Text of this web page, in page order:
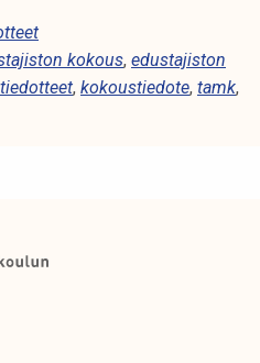
kokous, edustajiston
, kokoustiedote, tamk,